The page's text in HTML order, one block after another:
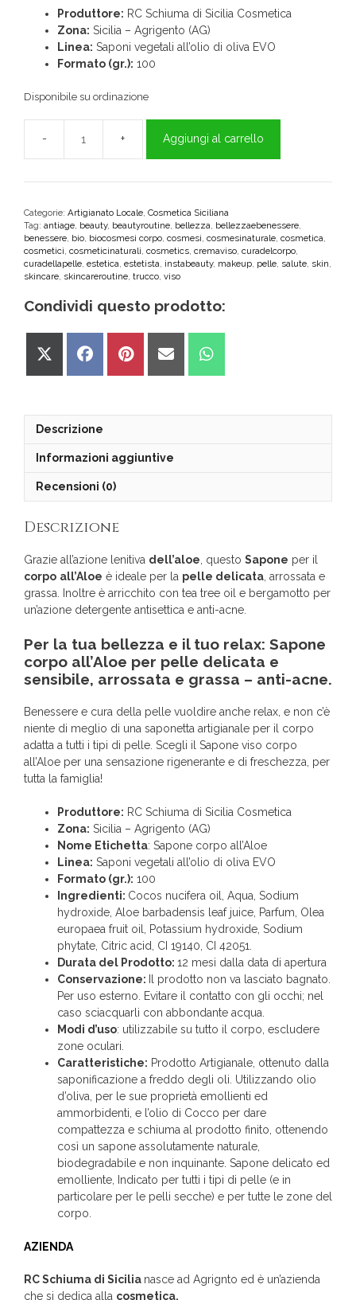
Produttore: RC Schiuma di Sicilia Cosmetica
Zona: Sicilia – Agrigento (AG)
Linea: Saponi vegetali all’olio di oliva EVO
Formato (gr.): 100
Disponibile su ordinazione
Sapone
Corpo
all’Aloe
Aggiungi al carrello
Categorie: Artigianato Locale, Cosmetica Siciliana
Tag: antiage, beauty, beautyroutine, bellezza, bellezzaebenessere,
benessere, bio, biocosmesi corpo, cosmesi, cosmesinaturale, cosmetica,
cosmetici, cosmeticinaturali, cosmetics, cremaviso, curadelcorpo,
curadellapelle, estetica, estetista, instabeauty, makeup, pelle, salute, skin,
skincare, skincareroutine, trucco, viso
Condividi questo prodotto:
Share
Share
Share
Share
Share
Descrizione
Informazioni aggiuntive
Recensioni (0)
Descrizione
Grazie all’azione lenitiva dell’aloe, questo Sapone per il
corpo all’Aloe è ideale per la pelle delicata, arrossata e
grassa. Inoltre è arricchito con tea tree oil e bergamotto per
un’azione detergente antisettica e anti-acne.
Per la tua bellezza e il tuo relax: Sapone
corpo all’Aloe per pelle delicata e
sensibile, arrossata e grassa – anti-acne.
Benessere e cura della pelle vuoldire anche relax, e non c’è
niente di meglio di una saponetta artigianale per il corpo
adatta a tutti i tipi di pelle. Scegli il Sapone viso corpo
all’Aloe per una sensazione rigenerante e di freschezza, per
tutta la famiglia!
Produttore: RC Schiuma di Sicilia Cosmetica
Zona: Sicilia – Agrigento (AG)
Nome Etichetta: Sapone corpo all’Aloe
Linea: Saponi vegetali all’olio di oliva EVO
Formato (gr.): 100
Ingredienti: Cocos nucifera oil, Aqua, Sodium
hydroxide, Aloe barbadensis leaf juice, Parfum, Olea
europaea fruit oil, Potassium hydroxide, Sodium
phytate, Citric acid, CI 19140, CI 42051.
Durata del Prodotto: 12 mesi dalla data di apertura
Conservazione: Il prodotto non va lasciato bagnato.
Per uso esterno. Evitare il contatto con gli occhi; nel
caso sciacquarli con abbondante acqua.
Modi d’uso: utilizzabile su tutto il corpo, escludere
zone oculari.
Caratteristiche: Prodotto Artigianale, ottenuto dalla
saponificazione a freddo degli oli. Utilizzando olio
d’oliva, per le sue proprietà emollienti ed
ammorbidenti, e l’olio di Cocco per dare
compattezza e schiuma al prodotto finito, ottenendo
così un sapone assolutamente naturale,
biodegradabile e non inquinante. Sapone delicato ed
emolliente, Indicato per tutti i tipi di pelle (e in
particolare per le pelli secche) e per tutte le zone del
corpo.
AZIENDA
RC Schiuma di Sicilia nasce ad Agrignto ed è un’azienda
che si dedica alla cosmetica.